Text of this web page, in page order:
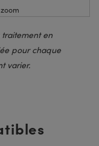
en
pour chaque
varier.